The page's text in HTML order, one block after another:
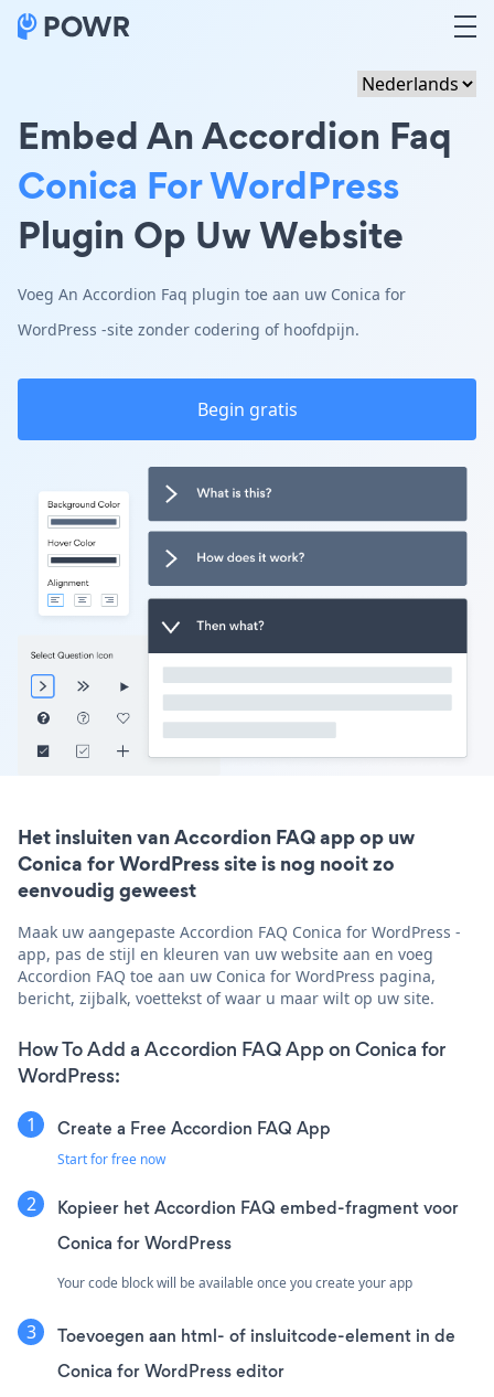
Embed An Accordion Faq
Conica For WordPress
Plugin Op Uw Website
Voeg An Accordion Faq plugin toe aan uw Conica for
WordPress -site zonder codering of hoofdpijn.
Begin gratis
Het insluiten van Accordion FAQ app op uw
Conica for WordPress site is nog nooit zo
eenvoudig geweest
Maak uw aangepaste Accordion FAQ Conica for WordPress -
app, pas de stijl en kleuren van uw website aan en voeg
Accordion FAQ toe aan uw Conica for WordPress pagina,
bericht, zijbalk, voettekst of waar u maar wilt op uw site.
How To Add a Accordion FAQ App on Conica for
WordPress:
Create a Free Accordion FAQ App
Start for free now
Kopieer het Accordion FAQ embed-fragment voor
Conica for WordPress
Your code block will be available once you create your app
Toevoegen aan html- of insluitcode-element in de
Conica for WordPress editor